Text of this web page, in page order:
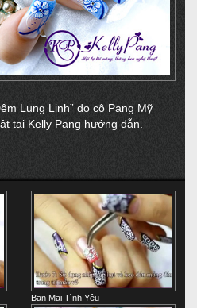
Lung Linh” do cô Pang Mỹ
tại Kelly Pang hướng dẫn.
Ban Mai Tình Yêu